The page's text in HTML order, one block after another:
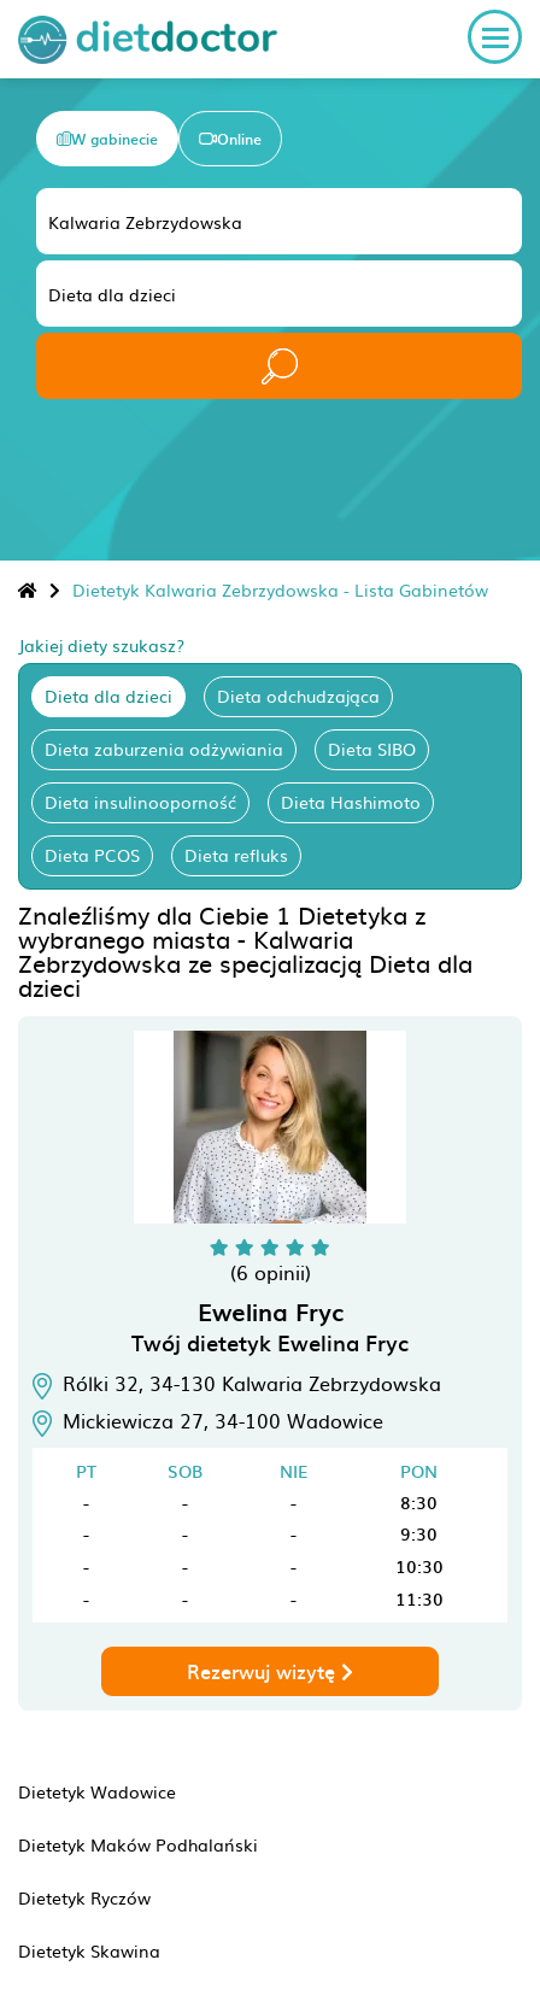
W gabinecie Online
Dietetyk Kalwaria Zebrzydowska - Lista Gabinetów
Jakiej diety szukasz?
Dieta dla dzieci Dieta odchudzająca
Dieta zaburzenia odżywiania Dieta SIBO
Dieta insulinooporność Dieta Hashimoto
Dieta PCOS Dieta refluks
Znaleźliśmy dla Ciebie 1 Dietetyka z
wybranego miasta - Kalwaria
Zebrzydowska ze specjalizacją Dieta dla
dzieci
(6 opinii)
Ewelina Fryc
Twój dietetyk Ewelina Fryc
Rólki 32, 34-130 Kalwaria Zebrzydowska
Mickiewicza 27, 34-100 Wadowice
PT SOB NIE
PON
-
- -
8:30
-
- -
9:30
-
- -
10:30
-
- - 11:30
Rezerwuj wizytę
Dietetyk Wadowice
Dietetyk Maków Podhalański
Dietetyk Ryczów
Dietetyk Skawina